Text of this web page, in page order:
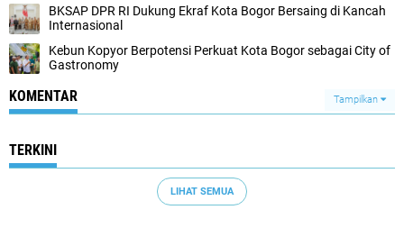
BKSAP DPR RI Dukung Ekraf Kota Bogor Bersaing di Kancah
Internasional
Kebun Kopyor Berpotensi Perkuat Kota Bogor sebagai City of
Gastronomy
KOMENTAR Tampilkan
TERKINI
LIHAT SEMUA